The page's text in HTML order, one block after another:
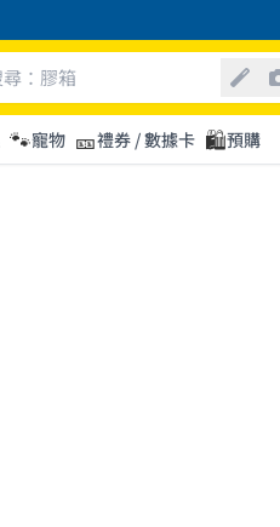
🐾寵物 🎫禮券 / 數據卡 🛍️預購